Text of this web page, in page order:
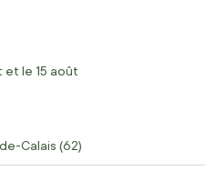
et le 15 août
Calais (62)